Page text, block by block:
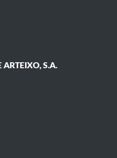
ARTEIXO, S.A.